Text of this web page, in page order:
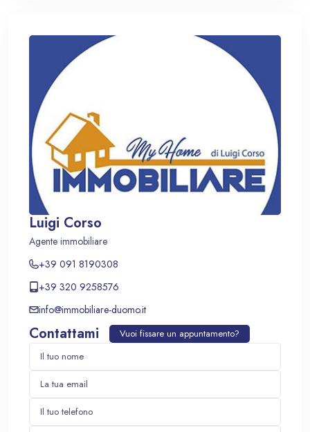
Luigi Corso
Agente immobiliare
+39 091 8190308
+39 320 9258576
info@immobiliare-duomo.it
Contattami Vuoi fissare un appuntamento?